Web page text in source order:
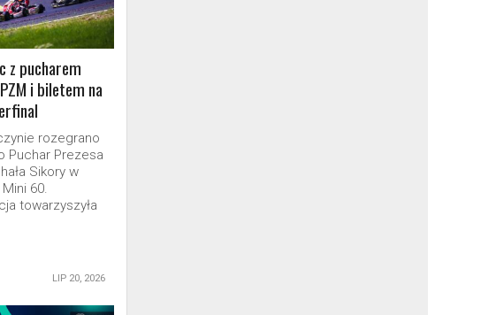
z pucharem
i biletem na
rozegrano
Puchar Prezesa
Sikory w
60.
towarzyszyła
LIP 20, 2026